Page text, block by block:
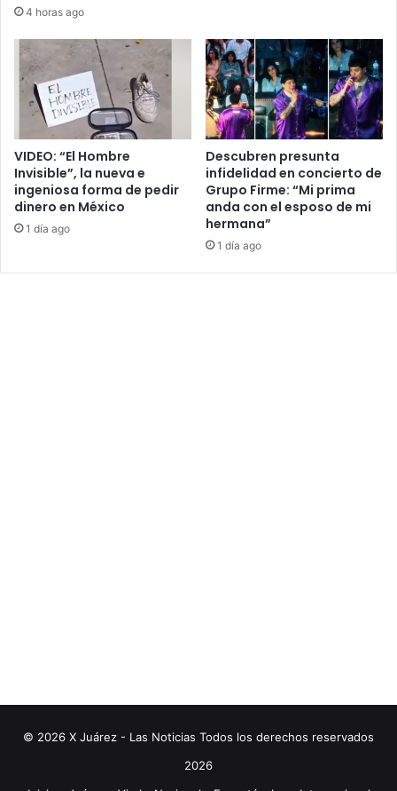
4 horas ago
VIDEO: “El Hombre
Invisible”, la nueva e
ingeniosa forma de pedir
dinero en México
1 día ago
Descubren presunta
infidelidad en concierto de
Grupo Firme: “Mi prima
anda con el esposo de mi
hermana”
1 día ago
© 2026 X Juárez - Las Noticias Todos los derechos reservados
2026